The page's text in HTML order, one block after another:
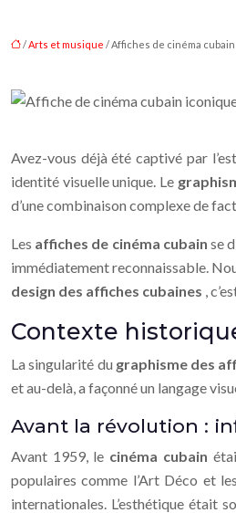
/Arts et musique / Affiches de cinéma
Avez-vous déjà été captivé par
identité visuelle unique. Le
d’une combinaison complexe de
Les affiches de cinéma cubainse
immédiatement reconnaissable.
design des affiches cubaines ,
Contexte
La singularité du graphisme des
et au-delà, a façonné un langage
Avant la révolution :
Avant 1959, le cinéma cubain
populaires comme l’Art Déco et
internationales. L’esthétique était